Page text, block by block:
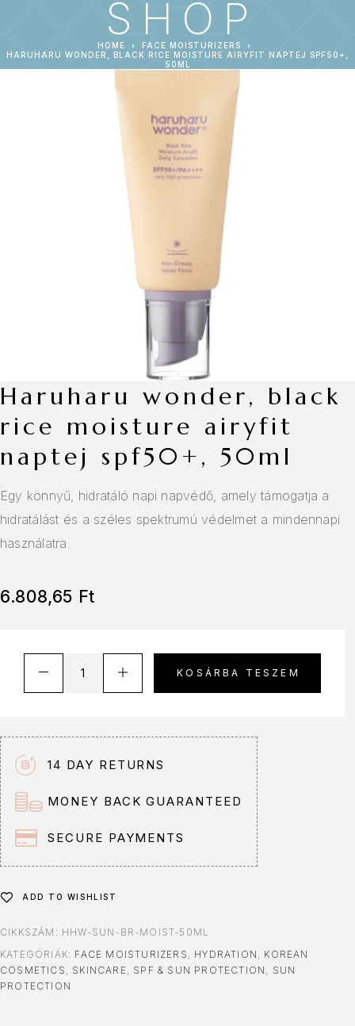
SHOP
HOME
FACE MOISTURIZERS
HARUHARU WONDER, BLACK RICE MOISTURE AIRYFIT NAPTEJ SPF50+,
50ML
haruharu wonder, black
rice moisture airyfit
naptej spf50+, 50ml
Egy könnyű, hidratáló napi napvédő, amely támogatja a
hidratálást és a széles spektrumú védelmet a mindennapi
használatra.
6.808,65 Ft
KOSÁRBA TESZEM
r
n
a
t
i
v
14 DAY RETURNS
MONEY BACK GUARANTEED
SECURE PAYMENTS
ADD TO WISHLIST
CIKKSZÁM: HHW-SUN-BR-MOIST-50ML
KATEGÓRIÁK: FACE MOISTURIZERS , HYDRATION , KOREAN
COSMETICS , SKINCARE, SPF & SUN PROTECTION , SUN
PROTECTION